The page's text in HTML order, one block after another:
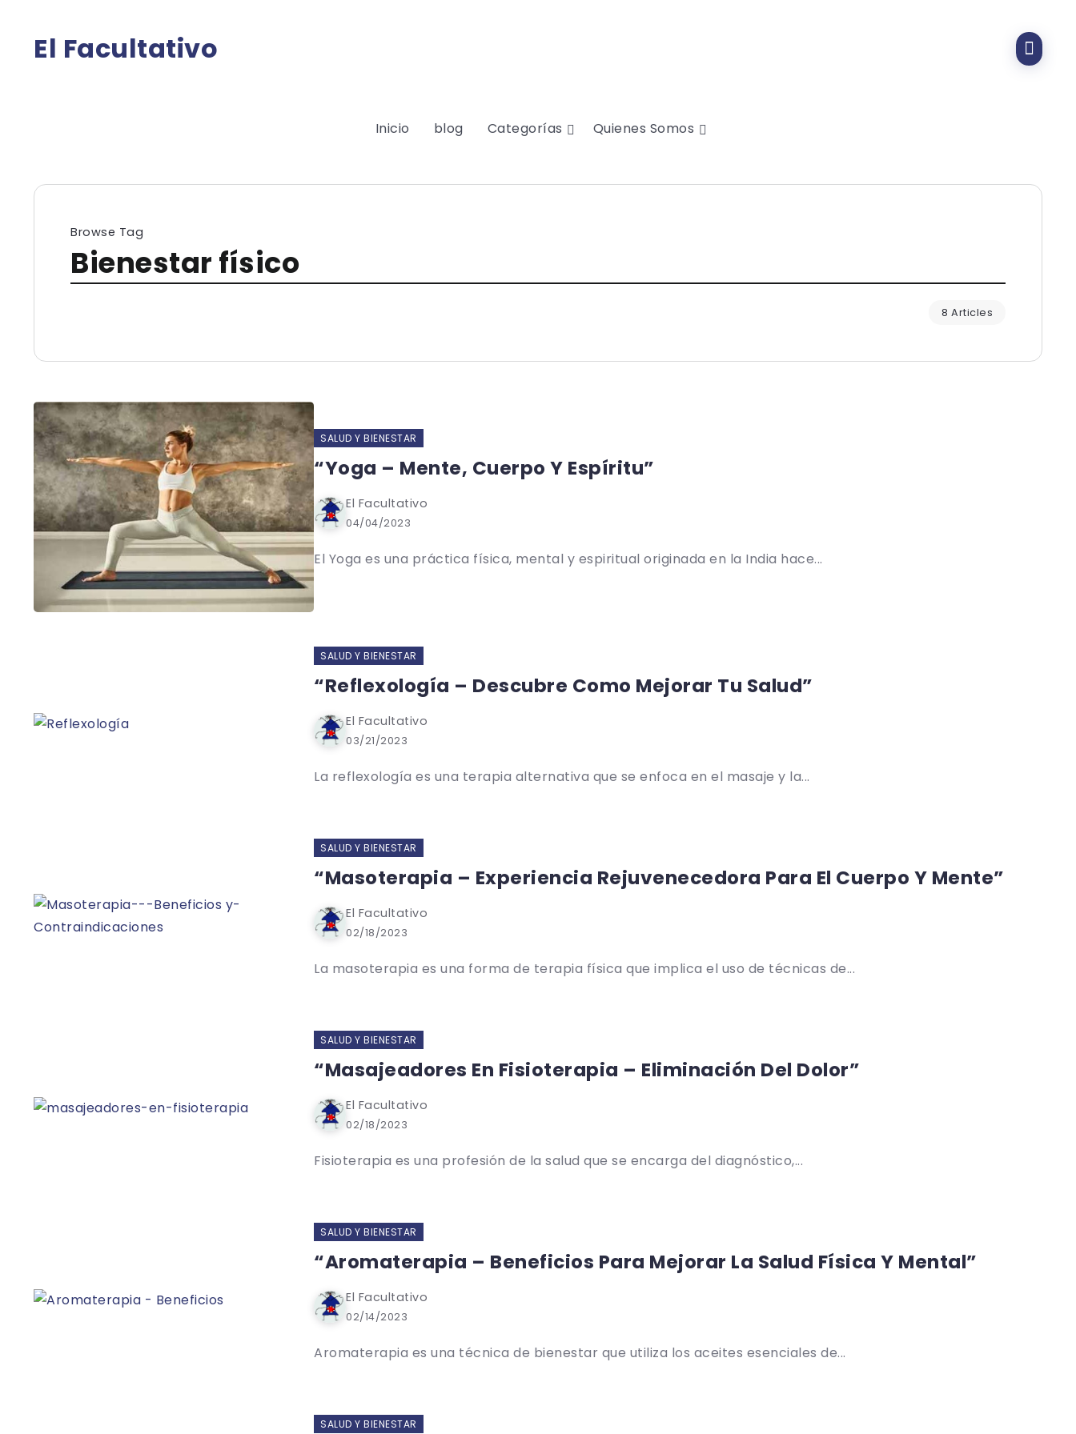
El Facultativo
Inicio blog Categorías Quienes Somos
Browse Tag
Bienestar físico
8 Articles
SALUD Y BIENESTAR
“Yoga – Mente, Cuerpo Y Espíritu”
El Facultativo
04/04/2023
El Yoga es una práctica física, mental y espiritual originada en la India hace...
SALUD Y BIENESTAR
“Reflexología – Descubre Como Mejorar Tu Salud”
El Facultativo
03/21/2023
La reflexología es una terapia alternativa que se enfoca en el masaje y la...
SALUD Y BIENESTAR
“Masoterapia – Experiencia Rejuvenecedora Para El Cuerpo Y Mente”
El Facultativo
02/18/2023
La masoterapia es una forma de terapia física que implica el uso de técnicas de...
SALUD Y BIENESTAR
“Masajeadores En Fisioterapia – Eliminación Del Dolor”
El Facultativo
02/18/2023
Fisioterapia es una profesión de la salud que se encarga del diagnóstico,...
SALUD Y BIENESTAR
“Aromaterapia – Beneficios Para Mejorar La Salud Física Y Mental”
El Facultativo
02/14/2023
Aromaterapia es una técnica de bienestar que utiliza los aceites esenciales de...
SALUD Y BIENESTAR